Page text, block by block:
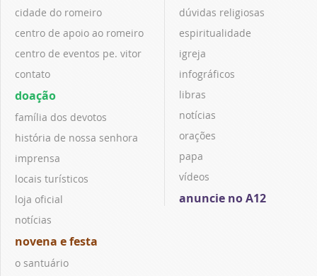
cidade do romeiro
centro de apoio ao romeiro
centro de eventos pe. vitor
contato
doação
família dos devotos
história de nossa senhora
imprensa
locais turísticos
loja oficial
notícias
novena e festa
o santuário
dúvidas religiosas
espiritualidade
igreja
infográficos
libras
notícias
orações
papa
vídeos
anuncie no A12